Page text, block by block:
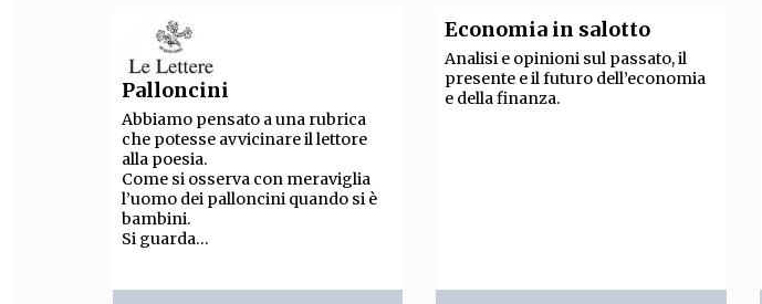
Sport, Cucina, Viaggi,
Moda
Politica, Attualità,
Educazione, Lavoro, Esteri
STORIA E FILOSOFIA
Scienze storiche,
umanistiche, Religione
Architettura,
Palloncini
Abbiamo pensato a una rubrica
che potesse avvicinare il lettore
alla poesia.
Come si osserva con meraviglia
l’uomo dei palloncini quando si è
bambini.
Si guarda...
Economia in salotto
Analisi e opinioni sul passato, il
presente e il futuro dell’economia
e della finanza.